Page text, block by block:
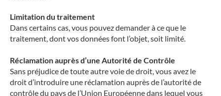
Limitation du traitement
Dans certains cas, vous pouvez demander à ce que le
traitement, dont vos données font l’objet, soit limité.
Réclamation auprès d’une Autorité de Contrôle
Sans préjudice de toute autre voie de droit, vous avez le
droit d’introduire une réclamation auprès de l’autorité de
contrôle du pays de l’Union Européenne dans lequel vous